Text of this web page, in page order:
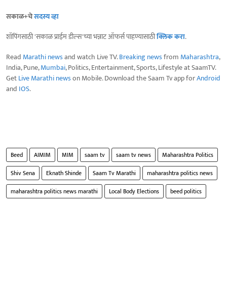
सकाळ+चेसदस्य व्हा
शॉपिंगसाठी 'सकाळ प्राईम डील्स'च्या भन्नाट ऑफर्स पाहण्यासाठीक्लिक करा.
Read Marathi newsand watch Live TV.Breaking newsfrom Maharashtra,
India, Pune,Mumbai, Politics, Entertainment, Sports, Lifestyle at SaamTV.
GetLive Marathi newson Mobile. Download the Saam Tv app forAndroid
and IOS.
Beed AIMIM MIM saam tv saam tv news
Maharashtra Politics
Shiv Sena
Eknath Shinde Saam Tv Marathi
maharashtra politics news
maharashtra politics news marathi
Local Body Elections beed politics